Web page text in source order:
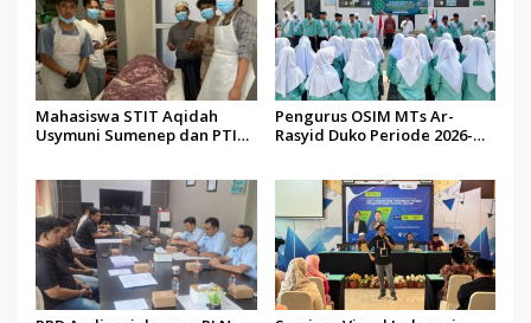
Mahasiswa STIT Aqidah
Usymuni Sumenep dan PTIQ
Pengurus OSIM MTs Ar-
Rasyid Duko Periode 2026-